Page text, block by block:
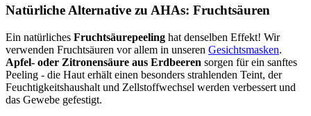
Natürliche Alternative zu AHAs: Fruchtsäuren
Ein natürliches Fruchtsäurepeeling hat denselben Effekt! Wir
verwenden Fruchtsäuren vor allem in unseren Gesichtsmasken.
Apfel- oder Zitronensäure aus Erdbeeren sorgen für ein sanftes
Peeling - die Haut erhält einen besonders strahlenden Teint, der
Feuchtigkeitshaushalt und Zellstoffwechsel werden verbessert und
das Gewebe gefestigt.